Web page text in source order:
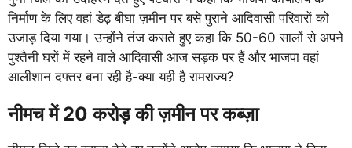
निर्माण के लिए वहां डेढ़ बीघा ज़मीन पर बसे पुराने आदिवासी परिवारों को
उजाड़ दिया गया। उन्होंने तंज कसते हुए कहा कि 50-60 सालों से अपने
पुश्तैनी घरों में रहने वाले आदिवासी आज सड़क पर हैं और भाजपा वहां
आलीशान दफ्तर बना रही है-क्या यही है रामराज्य?
नीमच में 20 करोड़ की ज़मीन पर कब्ज़ा